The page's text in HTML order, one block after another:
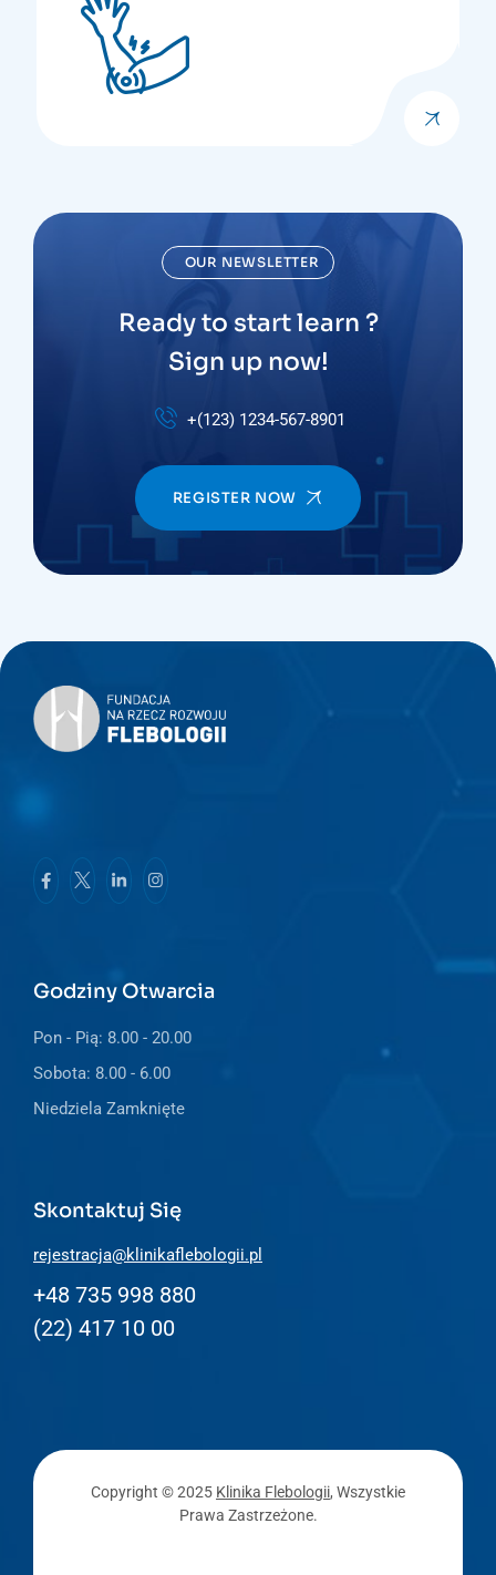
OUR NEWSLETTER
Ready to start learn ?
Sign up now!
+(123) 1234-567-8901
REGISTER NOW
Godziny Otwarcia
Pon - Pią: 8.00 - 20.00
Sobota: 8.00 - 6.00
Niedziela Zamknięte
Skontaktuj Się
+48 735 998 880
(22) 417 10 00
rejestracja@klinikaflebologii.pl
Copyright © 2025 Klinika Flebologii, Wszystkie
Prawa Zastrzeżone.